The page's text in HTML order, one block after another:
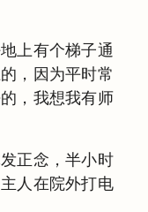
上有个梯子通
，因为平时常
，我想我有师
正念，半小时
人在院外打电